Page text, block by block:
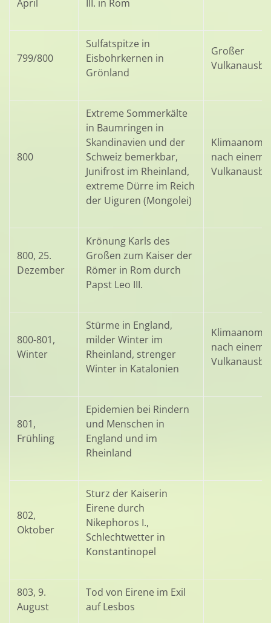
April III. in Rom
799/800
Sulfatspitze in
Eisbohrkernen in
Grönland
Großer
800
Extreme Sommerkälte
in Baumringen in
Skandinavien und der
Schweiz bemerkbar,
Junifrost im Rheinland,
extreme Dürre im Reich
der Uiguren (Mongolei)
nach einem
800, 25.
Dezember
Krönung Karls des
Großen zum Kaiser der
Römer in Rom durch
Papst Leo III.
800-801,
Winter
Stürme in England,
milder Winter im
Rheinland, strenger
Winter in Katalonien
nach einem
801,
Frühling
Epidemien bei Rindern
und Menschen in
England und im
Rheinland
802,
Oktober
Sturz der Kaiserin
Eirene durch
Nikephoros I.,
Schlechtwetter in
Konstantinopel
803, 9.
August
Tod von Eirene im Exil
auf Lesbos